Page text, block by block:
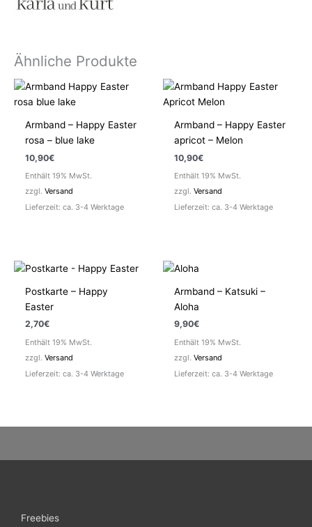
Ähnliche Produkte
Armband – Happy Easter
rosa – blue lake
10,90€
Enthält 19% MwSt.
zzgl.Versand
Lieferzeit: ca. 3-4 Werktage
Armband – Happy Easter
apricot – Melon
10,90€
Enthält 19% MwSt.
zzgl.Versand
Lieferzeit: ca. 3-4 Werktage
Postkarte – Happy
Easter
2,70€
Enthält 19% MwSt.
zzgl.Versand
Lieferzeit: ca. 3-4 Werktage
Armband – Katsuki –
Aloha
9,90€
Enthält 19% MwSt.
zzgl.Versand
Lieferzeit: ca. 3-4 Werktage
Freebies